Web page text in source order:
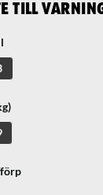
till